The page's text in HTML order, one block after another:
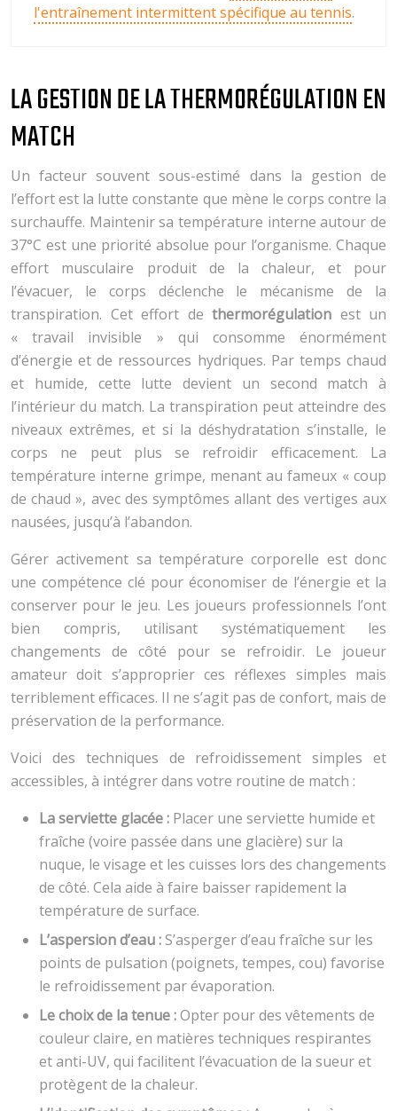
l'entraînement intermittent spécifique au tennis.
LA GESTION DE LA THERMORÉGULATION EN
MATCH
Un facteur souvent sous-estimé dans la gestion de
l’effort est la lutte constante que mène le corps contre la
surchauffe. Maintenir sa température interne autour de
37°C est une priorité absolue pour l’organisme. Chaque
effort musculaire produit de la chaleur, et pour
l’évacuer, le corps déclenche le mécanisme de la
transpiration. Cet effort de thermorégulation est un
« travail invisible » qui consomme énormément
d’énergie et de ressources hydriques. Par temps chaud
et humide, cette lutte devient un second match à
l’intérieur du match. La transpiration peut atteindre des
niveaux extrêmes, et si la déshydratation s’installe, le
corps ne peut plus se refroidir efficacement. La
température interne grimpe, menant au fameux « coup
de chaud », avec des symptômes allant des vertiges aux
nausées, jusqu’à l’abandon.
Gérer activement sa température corporelle est donc
une compétence clé pour économiser de l’énergie et la
conserver pour le jeu. Les joueurs professionnels l’ont
bien compris, utilisant systématiquement les
changements de côté pour se refroidir. Le joueur
amateur doit s’approprier ces réflexes simples mais
terriblement efficaces. Il ne s’agit pas de confort, mais de
préservation de la performance.
Voici des techniques de refroidissement simples et
accessibles, à intégrer dans votre routine de match :
La serviette glacée : Placer une serviette humide et
fraîche (voire passée dans une glacière) sur la
nuque, le visage et les cuisses lors des changements
de côté. Cela aide à faire baisser rapidement la
température de surface.
L’aspersion d’eau : S’asperger d’eau fraîche sur les
points de pulsation (poignets, tempes, cou) favorise
le refroidissement par évaporation.
Le choix de la tenue :Opter pour des vêtements de
couleur claire, en matières techniques respirantes
et anti-UV, qui facilitent l’évacuation de la sueur et
protègent de la chaleur.